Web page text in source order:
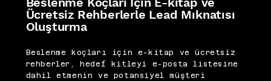
Ücretsiz Rehberlerle Lead Mıknatısı
Oluşturma
Beslenme koçları için e-kitap ve ücretsiz
rehberler, hedef kitleyi e-posta listesine
dahil etmenin ve potansiyel müşteri